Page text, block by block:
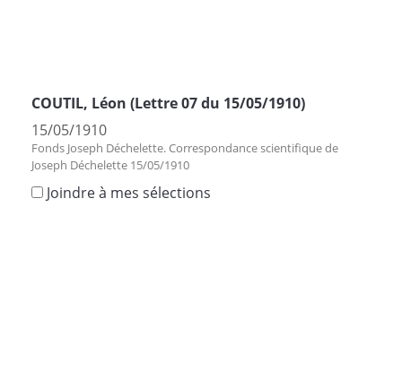
COUTIL, Léon (Lettre 07 du 15/05/1910)
15/05/1910
Fonds Joseph Déchelette. Correspondance scientifique de
Joseph Déchelette 15/05/1910
Joindre à mes sélections